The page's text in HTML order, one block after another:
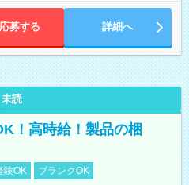
応募する 詳細へ
未読
！高時給！製品の梱
験OK
ブランクOK